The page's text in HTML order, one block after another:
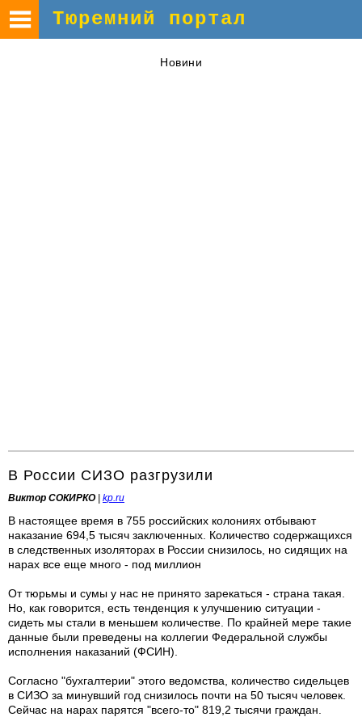
Тюремний портал
Новини
В России СИЗО разгрузили
Виктор СОКИРКО| kp.ru
В настоящее время в 755 российских колониях отбывают
наказание 694,5 тысяч заключенных. Количество содержащихся
в следственных изоляторах в России снизилось, но сидящих на
нарах все еще много - под миллион
От тюрьмы и сумы у нас не принято зарекаться - страна такая.
Но, как говорится, есть тенденция к улучшению ситуации -
сидеть мы стали в меньшем количестве. По крайней мере такие
данные были преведены на коллегии Федеральной службы
исполнения наказаний (ФСИН).
Согласно "бухгалтерии" этого ведомства, количество сидельцев
в СИЗО за минувший год снизилось почти на 50 тысяч человек.
Сейчас на нарах парятся "всего-то" 819,2 тысячи граждан.